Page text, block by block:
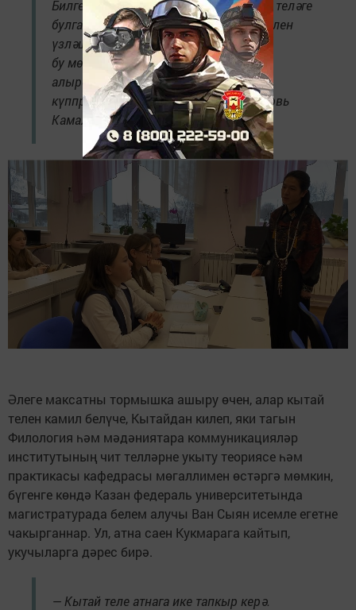
Билгеле, инженер сыйныфыннан тыш, теләге
булган башка лицейчылар да кытай телен
үзләштерә ала. Шулай ук киләсе елга
бу мөмкинлекне әти-әниләргә дә бирә
алырбыз дип уйлыйм, — дип сөйләде
күппрофильле лицей директоры Любовь
Камалова.
Әлеге максатны тормышка ашыру өчен, алар кытай
телен камил белүче, Кытайдан килеп, яки тагын
Филология һәм мәдәниятара коммуникацияләр
институтының чит телләрне укыту теориясе һәм
практикасы кафедрасы мөгаллимен өстәргә мөмкин,
бүгенге көндә Казан федераль университетында
магистратурада белем алучы Ван Сыян исемле егетне
чакырганнар. Ул, атна саен Кукмарага кайтып,
укучыларга дәрес бирә.
— Кытай теле атнага ике тапкыр керә.